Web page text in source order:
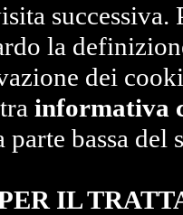
successiva.
la
dei
informativa
bassa del
IL